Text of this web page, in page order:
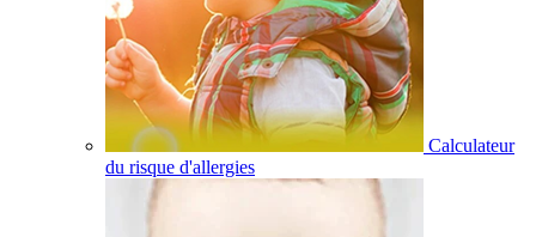
Calculateur
du risque d'allergies